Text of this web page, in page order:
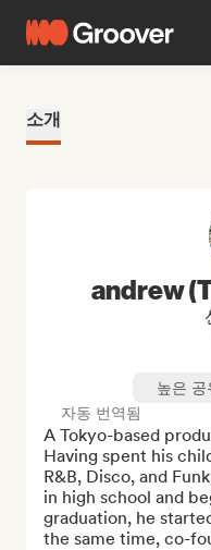
소개
andrew
높은 공
자동 번역됨
A Tokyo-based
Having spent his
R&B, Disco, and
in high school and
graduation, he
the same time, co-